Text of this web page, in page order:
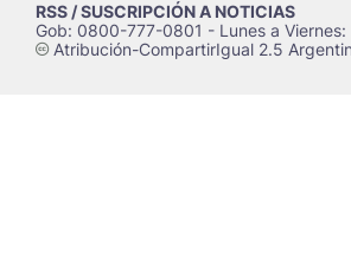
RSS / SUSCRIPCIÓN A NOTICIAS
Gob: 0800-777-0801 - Lunes a Viernes:
cAtribución-CompartirIgual 2.5